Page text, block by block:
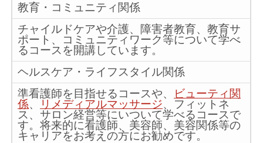
教育・コミュニティ関係
チャイルドケアや介護、障害者教育、教育サ
ポート、コミュニティワーク等について学べ
るコースを開講しています。
ヘルスケア・ライフスタイル関係
準看護師を目指せるコースや、
ビューティ関
係、 リメディアルマッサージ、フィットネ
ス、サロン経営等にいついて学べるコースで
す。将来的に看護師、美容師、美容関係等の
キャリアをお考えの方にお勧めです。